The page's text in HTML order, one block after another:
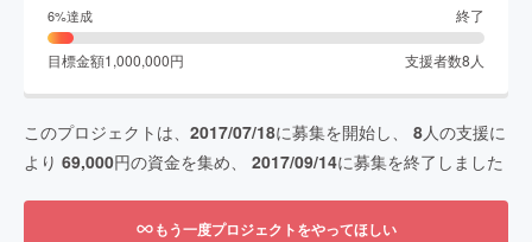
6%達成 終了
目標金額1,000,000円 支援者数8 人
このプロジェクトは、 2017/07/18に募集を開始し、 8人の支援に
より 69,000円の資金を集め、 2017/09/14に募集を終了しました
もう一度プロジェクトをやってほしい